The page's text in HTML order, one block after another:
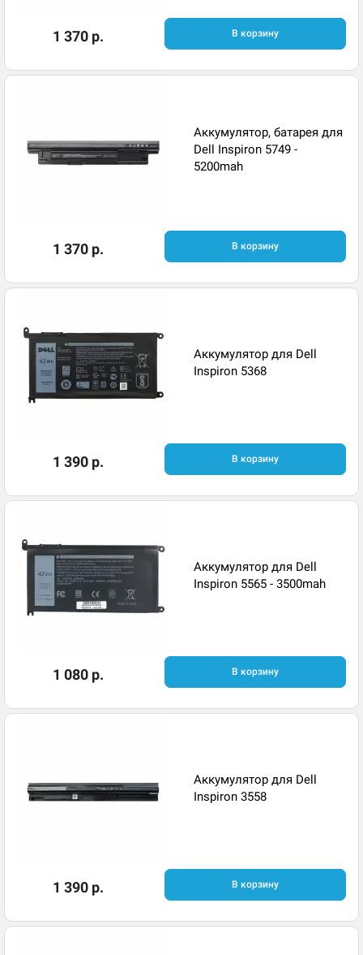
1 370 р. В корзину
Аккумулятор, батарея для
Dell Inspiron 5749 -
5200mah
1 370 р. В корзину
Аккумулятор для Dell
Inspiron 5368
1 390 р. В корзину
Аккумулятор для Dell
Inspiron 5565 - 3500mah
1 080 р. В корзину
Аккумулятор для Dell
Inspiron 3558
1 390 р. В корзину